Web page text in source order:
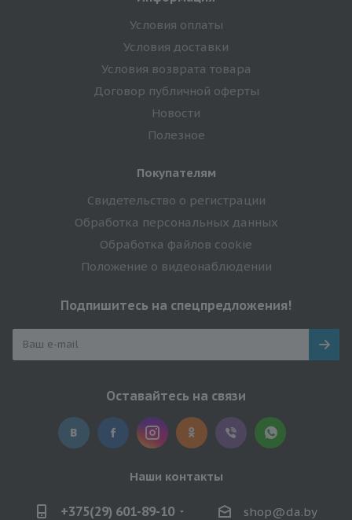
Условия оплаты
Условия доставки
Условия возврата товара
Договор публичной оферты
Новости
Полезное
Покупателям
Свидетельство о регистрации
Обработка персональных данных
Обработка файлов cookie
Положение о видеонаблюдении
Подпишитесь на спецпредложения!
Оставайтесь на связи
Наши контакты
+375(29) 601-89-10 shop@da.by